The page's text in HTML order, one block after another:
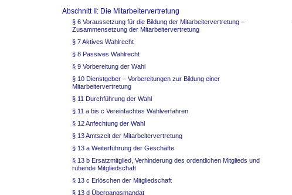
Abschnitt II: Die Mitarbeitervertretung
§ 6 Voraussetzung für die Bildung der Mitarbeitervertretung –
Zusammensetzung der Mitarbeitervertretung
§ 7 Aktives Wahlrecht
§ 8 Passives Wahlrecht
§ 9 Vorbereitung der Wahl
§ 10 Dienstgeber – Vorbereitungen zur Bildung einer
Mitarbeitervertretung
§ 11 Durchführung der Wahl
§ 11 a bis c Vereinfachtes Wahlverfahren
§ 12 Anfechtung der Wahl
§ 13 Amtszeit der Mitarbeitervertretung
§ 13 a Weiterführung der Geschäfte
§ 13 b Ersatzmitglied, Verhinderung des ordentlichen Mitglieds und
ruhende Mitgliedschaft
§ 13 c Erlöschen der Mitgliedschaft
§ 13 d Übergangsmandat